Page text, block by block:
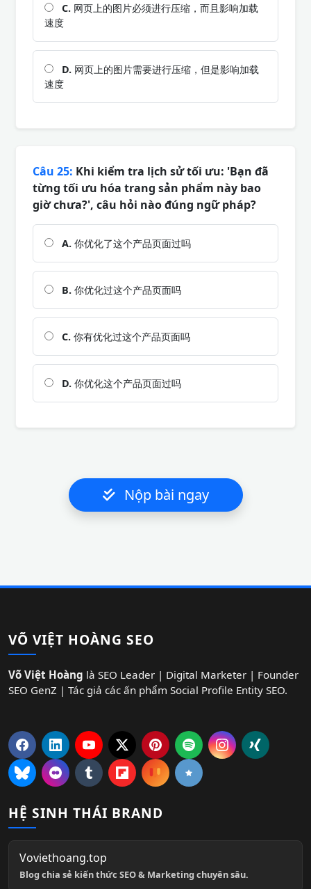
C. 网页上的图片必须进行压缩，而且影响加载
速度
D. 网页上的图片需要进行压缩，但是影响加载
速度
Câu 25: Khi kiểm tra lịch sử tối ưu: 'Bạn đã
từng tối ưu hóa trang sản phẩm này bao
giờ chưa?', câu hỏi nào đúng ngữ pháp?
A. 你优化了这个产品页面过吗
B. 你优化过这个产品页面吗
C. 你有优化过这个产品页面吗
D. 你优化这个产品页面过吗
Nộp bài ngay
VÕ VIỆT HOÀNG SEO
Võ Việt Hoàng là SEO Leader | Digital Marketer | Founder
SEO GenZ | Tác giả các ấn phẩm Social Profile Entity SEO.
HỆ SINH THÁI BRAND
Voviethoang.top
Blog chia sẻ kiến thức SEO & Marketing chuyên sâu.